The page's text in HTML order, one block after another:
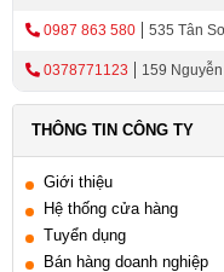
0987 863 580 535 Tân
0378771123
159
THÔNG TIN CÔNG TY
Giới thiệu
Hệ thống cửa hàng
Tuyển dụng
Bán hàng doanh nghiệp